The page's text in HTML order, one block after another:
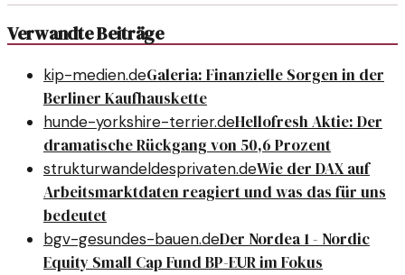
Verwandte Beiträge
kip-medien.deGaleria: Finanzielle Sorgen in der
Berliner Kaufhauskette
hunde-yorkshire-terrier.deHellofresh Aktie: Der
dramatische Rückgang von 50,6 Prozent
strukturwandeldesprivaten.deWie der DAX auf
Arbeitsmarktdaten reagiert und was das für uns
bedeutet
bgv-gesundes-bauen.deDer Nordea 1 - Nordic
Equity Small Cap Fund BP-EUR im Fokus